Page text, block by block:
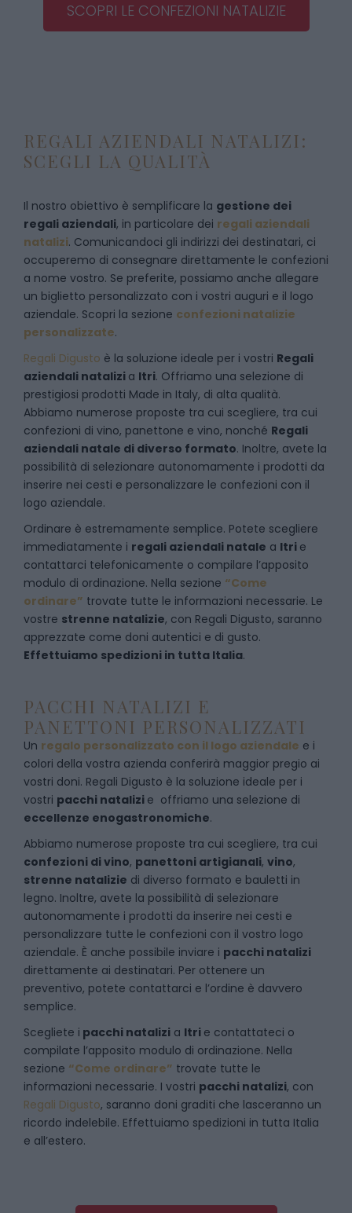
SCOPRI LE CONFEZIONI NATALIZIE
REGALI AZIENDALI NATALIZI:
SCEGLI LA QUALITÀ
Il nostro obiettivo è semplificare la gestione dei
regali aziendali, in particolare dei regali aziendali
natalizi. Comunicandoci gli indirizzi dei destinatari, ci
occuperemo di consegnare direttamente le confezioni
a nome vostro. Se preferite, possiamo anche allegare
un biglietto personalizzato con i vostri auguri e il logo
aziendale. Scopri la sezione confezioni natalizie
personalizzate.
Regali Digusto è la soluzione ideale per i vostri Regali
aziendali natalizi a Itri. Offriamo una selezione di
prestigiosi prodotti Made in Italy, di alta qualità.
Abbiamo numerose proposte tra cui scegliere, tra cui
confezioni di vino, panettone e vino, nonché Regali
aziendali natale di diverso formato. Inoltre, avete la
possibilità di selezionare autonomamente i prodotti da
inserire nei cesti e personalizzare le confezioni con il
logo aziendale.
Ordinare è estremamente semplice. Potete scegliere
immediatamente i regali aziendali natale a Itri e
contattarci telefonicamente o compilare l’apposito
modulo di ordinazione. Nella sezione “Come
ordinare” trovate tutte le informazioni necessarie. Le
vostre strenne natalizie, con Regali Digusto, saranno
apprezzate come doni autentici e di gusto.
Effettuiamo spedizioni in tutta Italia.
PACCHI NATALIZI E
PANETTONI PERSONALIZZATI
Un regalo personalizzato con il logo aziendale e i
colori della vostra azienda conferirà maggior pregio ai
vostri doni. Regali Digusto è la soluzione ideale per i
vostri pacchi natalizi e offriamo una selezione di
eccellenze enogastronomiche.
Abbiamo numerose proposte tra cui scegliere, tra cui
confezioni di vino, panettoni artigianali, vino,
strenne natalizie di diverso formato e bauletti in
legno. Inoltre, avete la possibilità di selezionare
autonomamente i prodotti da inserire nei cesti e
personalizzare tutte le confezioni con il vostro logo
aziendale. È anche possibile inviare i pacchi natalizi
direttamente ai destinatari. Per ottenere un
preventivo, potete contattarci e l’ordine è davvero
semplice.
Scegliete i pacchi natalizi a Itri e contattateci o
compilate l’apposito modulo di ordinazione. Nella
sezione “Come ordinare” trovate tutte le
informazioni necessarie. I vostri pacchi natalizi, con
Regali Digusto, saranno doni graditi che lasceranno un
ricordo indelebile. Effettuiamo spedizioni in tutta Italia
e all’estero.